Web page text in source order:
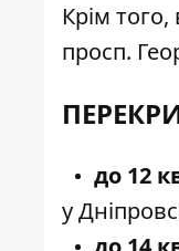
Крім
просп.
до 12
у